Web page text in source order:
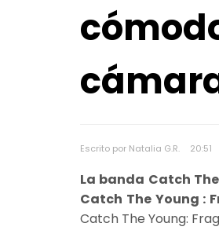
Escrito por Natalia G.R. 20:51
La banda Catch
Catch The Young :
Catch The Young: